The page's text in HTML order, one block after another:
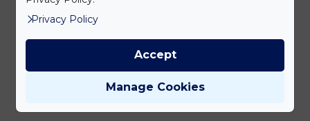
Készleten lévő termékeinket akár 24 órán belül megkaphatod!
Írd meg nekünk elgondolásodat és munkatársunk segít az elképzeléseid
Privacy Policy
Manage Cookies
Accept